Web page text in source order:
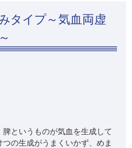
タイプ～気血両虚
というものが気血を生成して
の生成がうまくいかず、めま